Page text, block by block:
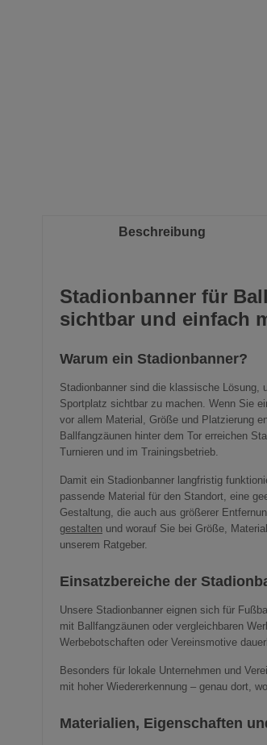
Beschreibung
Stadionbanner für
sichtbar und einfach
Warum ein Stadionbanner?
Stadionbanner sind die klassische Lösung,
Sportplatz sichtbar zu machen. Wenn Sie
vor allem Material, Größe und Platzierung
Ballfangzäunen hinter dem Tor erreichen
Turnieren und im Trainingsbetrieb.
Damit ein Stadionbanner langfristig
passende Material für den Standort, eine
Gestaltung, die auch aus größerer
gestaltenund worauf Sie bei Größe,
unserem Ratgeber.
Einsatzbereiche der
Unsere Stadionbanner eignen sich für
mit Ballfangzäunen oder vergleichbaren
Werbebotschaften oder Vereinsmotive
Besonders für lokale Unternehmen und
mit hoher Wiedererkennung – genau dort,
Materialien, Eigenschaften